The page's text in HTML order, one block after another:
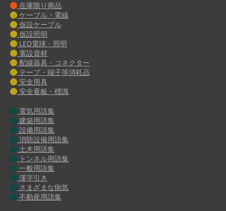
在庫限り商品
ケーブル・電線
仮設ケーブル
仮設照明
LED電球・照明
電設資材
配線器具・コネクター
テープ・端子等消耗品
安全用具
安全看板・標識
電気用語集
建築用語集
設備用語集
消防設備用語集
土木用語集
トンネル用語集
一般用語集
漢字引き
さまざまな病気
不動産用語集